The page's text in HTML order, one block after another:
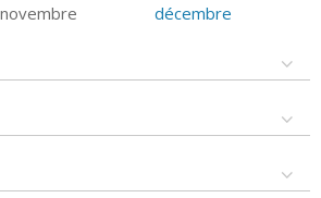
novembre décembre